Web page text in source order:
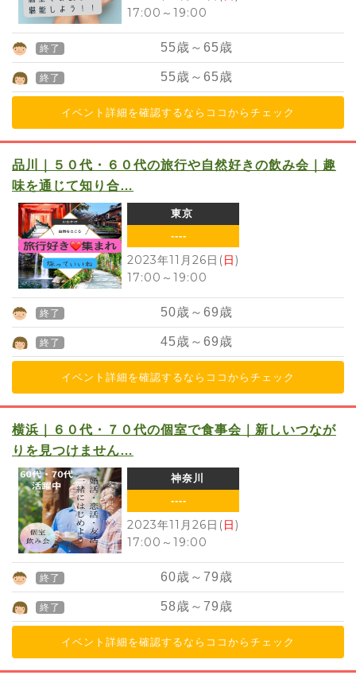
17:00 ～ 19:00
終了 55歳～65歳
終了 55歳～65歳
イベント詳細を確認するならココからチェック
品川｜５０代・６０代の旅行や自然好きの飲み会｜趣
味を通じて知り合…
東京
----
2023年11月26日(日)
17:00 ～ 19:00
終了 50歳～69歳
終了 45歳～69歳
イベント詳細を確認するならココからチェック
横浜｜６０代・７０代の個室で食事会｜新しいつなが
りを見つけません…
神奈川
----
2023年11月26日(日)
17:00 ～ 19:00
終了 60歳～79歳
終了 58歳～79歳
イベント詳細を確認するならココからチェック